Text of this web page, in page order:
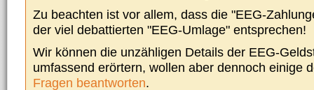
Zu beachten ist vor allem, dass die "EEG-
der viel debattierten "EEG-Umlage" entsprechen!
Wir können die unzähligen Details der EEG-
umfassend erörtern, wollen aber dennoch einige
Fragen beantworten.